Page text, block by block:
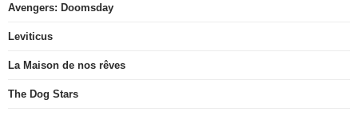
Avengers: Doomsday
Leviticus
La Maison de nos rêves
The Dog Stars